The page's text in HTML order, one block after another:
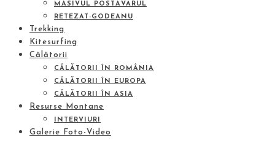
MASIVUL POSTĂVARUL
RETEZAT-GODEANU
Trekking
Kitesurfing
Călătorii
CĂLĂTORII ÎN ROMÂNIA
CĂLĂTORII ÎN EUROPA
CĂLĂTORII ÎN ASIA
Resurse Montane
INTERVIURI
Galerie Foto-Video